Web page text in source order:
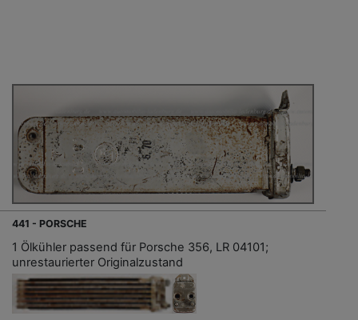
441 - PORSCHE
1 Ölkühler passend für Porsche 356, LR 04101;
unrestaurierter Originalzustand